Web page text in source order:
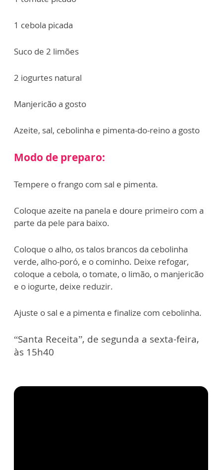
1 cebola picada
Suco de 2 limões
2 iogurtes natural
Manjericão a gosto
Azeite, sal, cebolinha e pimenta-do-reino a gosto
Modo de preparo:
Tempere o frango com sal e pimenta.
Coloque azeite na panela e doure primeiro com a
parte da pele para baixo.
Coloque o alho, os talos brancos da cebolinha
verde, alho-poró, e o cominho. Deixe refogar,
coloque a cebola, o tomate, o limão, o manjericão
e o iogurte, deixe reduzir.
Ajuste o sal e a pimenta e finalize com cebolinha.
“Santa Receita”, de segunda a sexta-feira,
às 15h40